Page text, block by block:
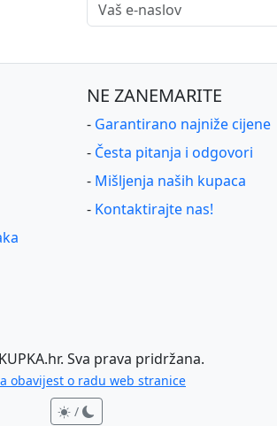
NE ZANEMARITE
- Garantirano najniže cijene
- Česta pitanja i odgovori
- Mišljenja naših kupaca
- Kontaktirajte nas!
KUPKA.hr. Sva prava pridržana.
obavijest o radu web stranice
/